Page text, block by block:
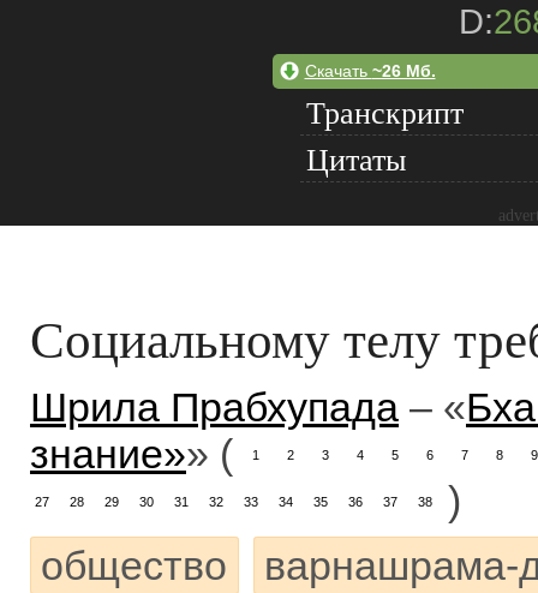
D:
Скачать ~26 Мб.
Транскрипт
Цитаты
Социальному телу
Шрила Прабхупада – «
знание»» ( 1 2 3 4 5 6 7 8 9
27 28 29 30 31 32 33 34 35 36 37 38
)
общество
варнашрама-